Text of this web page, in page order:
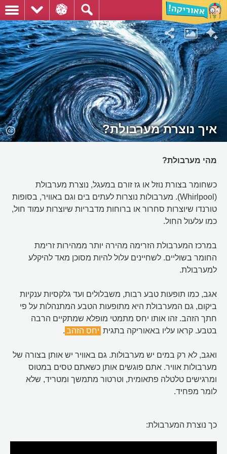
איך נוצרת מערבולת?
מהי מערבולת?
כשחומר בצורת נוזל או גז זורם במעגל, נוצרת מערבולת
(Whirlpool). מערבולות נוצרות לעתים בים וגם באוויר, בסופות
טורנדו שיוצרות סחרור או ברוחות מדבריות שיוצרות עמוד חול,
כמו עלעול החול.
במרכז המערבולת הזרימה מהירה יותר ממהירות זרימת
החומר בשוליים. לשחיינים עלול להיות מסוכן מאד להיקלע
למערבולת.
אגב, כמו תופעות טבע רבות, משבלולים ועד גלקסיות ענקיות
ביקום, גם המערבולת היא מתופעות הטבע המתנהלות על פי
חתך הזהב. זהו אותו יחס מתמטי מופלא שמתקיים הרבה
בטבע. קראו עליו באאוריקה בתגית יחס הזהב .
ואגב, לא רק במים יש מערבולות. גם באוויר יש אותן בצורה של
מערבולות אוויר. אתם פוגשים אותן כשאתם טסים במטוס
ומרגישים טלטלה פתאומית, וטרטור מתמשך ומטריד, שלא
לומר מפחיד.
כך נוצרת המערבולת: